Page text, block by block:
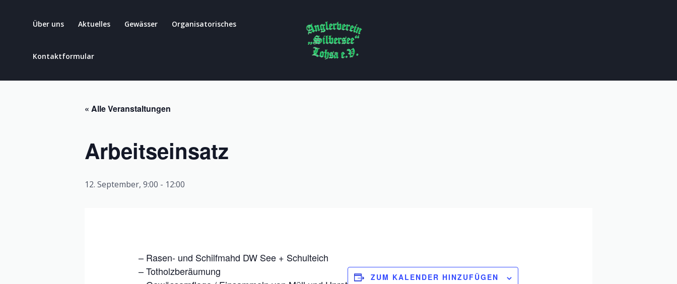
Über uns Aktuelles Gewässer Organisatorisches
Kontaktformular
« Alle Veranstaltungen
Arbeitseinsatz
12. September, 9:00 - 12:00
– Rasen- und Schilfmahd DW See + Schulteich
– Totholzberäumung
ZUM KALENDER HINZUFÜGEN